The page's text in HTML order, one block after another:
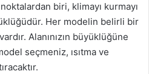
biri, klimayı kurmayı
Her modelin belirli bir
Alanınızın büyüklüğüne
seçmeniz, ısıtma ve